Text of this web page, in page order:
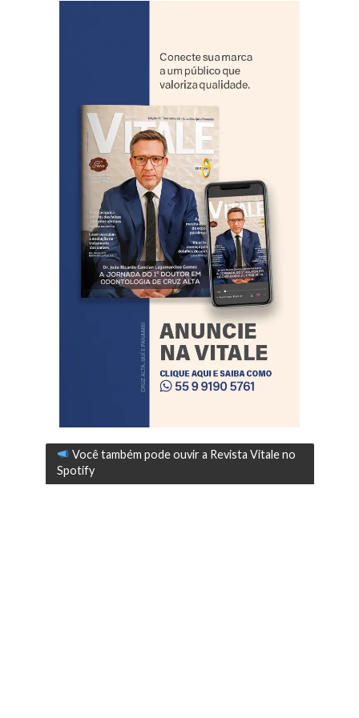
Você também pode ouvir a Revista Vitale no
Spotify